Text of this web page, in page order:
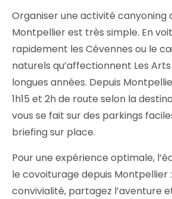
Organiser une activité canyoning
Montpellier est très simple. En
rapidement les Cévennes ou le
naturels qu’affectionnent Les
longues années. Depuis
1h15 et 2h de route selon la
vous se fait sur des parkings
briefing sur place.
Pour une expérience optimale,
le covoiturage depuis Montpellier
convivialité, partagez l’aventure